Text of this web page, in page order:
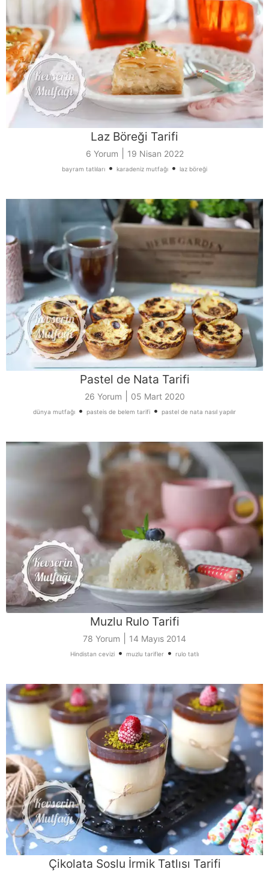
Laz Böreği Tarifi
6 Yorum 19 Nisan 2022
bayram tatlıları • karadeniz mutfağı • laz böreği
Pastel de Nata Tarifi
26 Yorum 05 Mart 2020
dünya mutfağı • pasteis de belem tarifi • pastel de nata nasıl yapılır
Muzlu Rulo Tarifi
78 Yorum 14 Mayıs 2014
Hindistan cevizi • muzlu tarifler • rulo tatlı
Çikolata Soslu İrmik Tatlısı Tarifi